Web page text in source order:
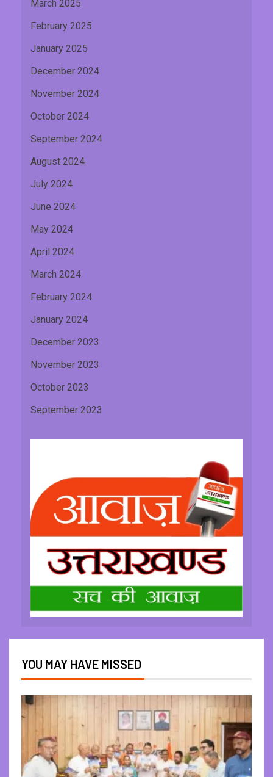
March 2025
February 2025
January 2025
December 2024
November 2024
October 2024
September 2024
August 2024
July 2024
June 2024
May 2024
April 2024
March 2024
February 2024
January 2024
December 2023
November 2023
October 2023
September 2023
YOU MAY HAVE MISSED